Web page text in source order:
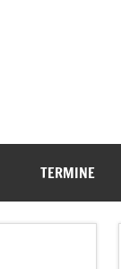
TERMINE